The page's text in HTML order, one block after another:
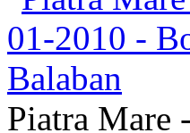
Piatra Mare